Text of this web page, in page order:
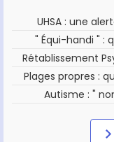
UHSA : une
" Équi-handi " :
Rétablissement
Plages propres :
Autisme : "